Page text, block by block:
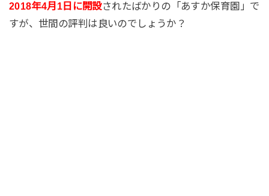
2018年4月1日に開設されたばかりの「あすか保育園」で
すが、世間の評判は良いのでしょうか？